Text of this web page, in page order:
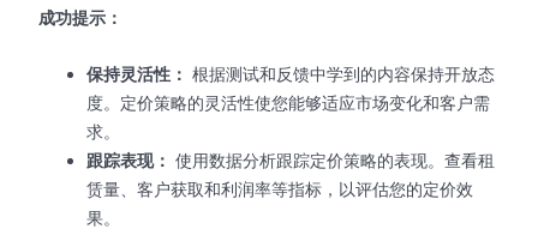
成功提示：
保持灵活性： 根据测试和反馈中学到的内容保持开放态
度。定价策略的灵活性使您能够适应市场变化和客户需
求。
跟踪表现： 使用数据分析跟踪定价策略的表现。查看租
赁量、客户获取和利润率等指标，以评估您的定价效
果。